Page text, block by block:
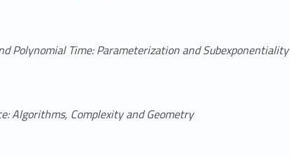
Polynomial Time: Parameterization and Subexponentiality
Algorithms, Complexity and Geometry